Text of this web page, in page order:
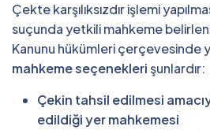
Çekte karşılıksızdır işlemi
suçunda yetkili mahkeme
Kanunu hükümleri çerçevesinde
mahkeme seçenekleri şunlardır:
Çekin tahsil edilmesi
edildiği yer mahkemesi